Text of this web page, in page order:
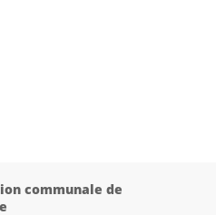
communale de